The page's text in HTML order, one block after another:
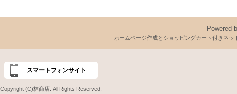
Powered
ホームページ作成とショッピングカート付きネッ
スマートフォンサイト
Copyright (C)林商店. All Rights Reserved.